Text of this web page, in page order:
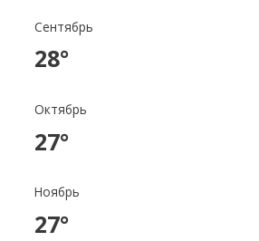
Сентябрь
28°
Октябрь
27°
Ноябрь
27°